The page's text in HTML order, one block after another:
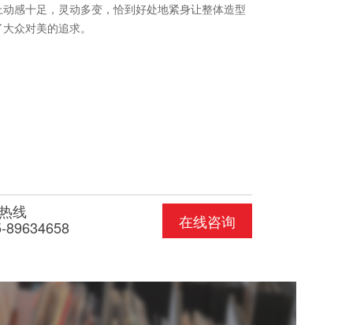
感十足，灵动多变，恰到好处地紧身让整体造型
众对美的追求。
在线咨询
线
89634658